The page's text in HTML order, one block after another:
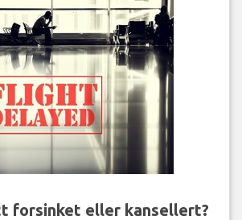
forsinket eller kansellert?